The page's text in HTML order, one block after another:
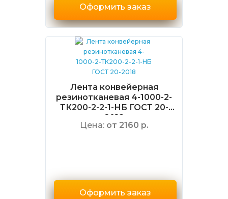
Оформить заказ
Лента конвейерная
резинотканевая 4-1000-2-
ТК200-2-2-1-НБ ГОСТ 20-
2018
Цена: от 2160 р.
Оформить заказ